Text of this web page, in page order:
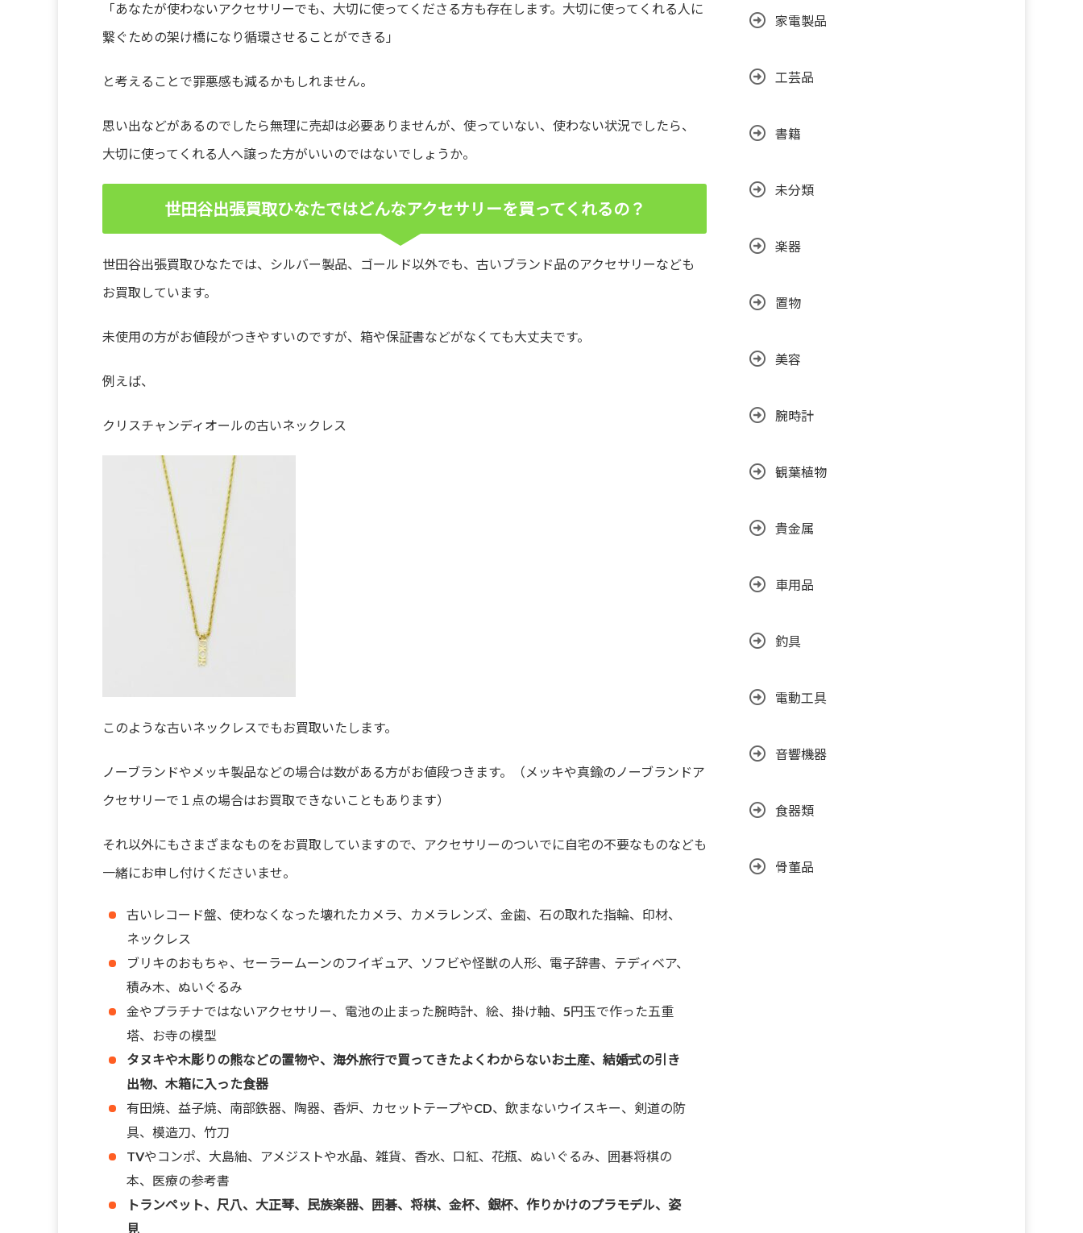
「あなたが使わないアクセサリーでも、大切に使ってくださる方も存在します。大切に使ってくれる人に
繋ぐための架け橋になり循環させることができる」
と考えることで罪悪感も減るかもしれません。
思い出などがあるのでしたら無理に売却は必要ありませんが、使っていない、使わない状況でしたら、
大切に使ってくれる人へ譲った方がいいのではないでしょうか。
世田谷出張買取ひなたではどんなアクセサリーを買ってくれるの？
世田谷出張買取ひなたでは、シルバー製品、ゴールド以外でも、古いブランド品のアクセサリーなども
お買取しています。
未使用の方がお値段がつきやすいのですが、箱や保証書などがなくても大丈夫です。
例えば、
クリスチャンディオールの古いネックレス
このような古いネックレスでもお買取いたします。
ノーブランドやメッキ製品などの場合は数がある方がお値段つきます。（メッキや真鍮のノーブランドア
クセサリーで１点の場合はお買取できないこともあります）
それ以外にもさまざまなものをお買取していますので、アクセサリーのついでに自宅の不要なものなども
一緒にお申し付けくださいませ。
古いレコード盤、使わなくなった壊れたカメラ、カメラレンズ、金歯、石の取れた指輪、印材、
ネックレス
ブリキのおもちゃ、セーラームーンのフイギュア、ソフビや怪獣の人形、電子辞書、テディベア、
積み木、ぬいぐるみ
金やプラチナではないアクセサリー、電池の止まった腕時計、絵、掛け軸、5円玉で作った五重
塔、お寺の模型
タヌキや木彫りの熊などの置物や、海外旅行で買ってきたよくわからないお土産、結婚式の引き
出物、木箱に入った食器
有田焼、益子焼、南部鉄器、陶器、香炉、カセットテープやCD、飲まないウイスキー、剣道の防
具、模造刀、竹刀
TVやコンポ、大島紬、アメジストや水晶、雑貨、香水、口紅、花瓶、ぬいぐるみ、囲碁将棋の
本、医療の参考書
トランペット、尺八、大正琴、民族楽器、囲碁、将棋、金杯、銀杯、作りかけのプラモデル、姿
見
家電製品
工芸品
書籍
未分類
楽器
置物
美容
腕時計
観葉植物
貴金属
車用品
釣具
電動工具
音響機器
食器類
骨董品